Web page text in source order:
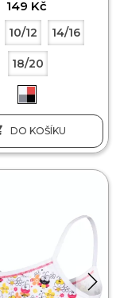
149 Kč
10/12 14/16
18/20
DO KOŠÍKU